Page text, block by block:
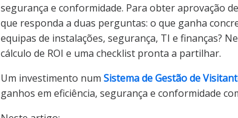
segurança e conformidade. Para obter aprovação
que responda a duas perguntas: o que ganha
equipas de instalações, segurança, TI e finanças?
cálculo de ROI e uma checklist pronta a partilhar.
Um investimento num Sistema de Gestão de
ganhos em eficiência, segurança e conformidade